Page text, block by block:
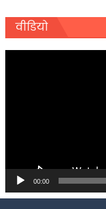
वीडियो
00:00